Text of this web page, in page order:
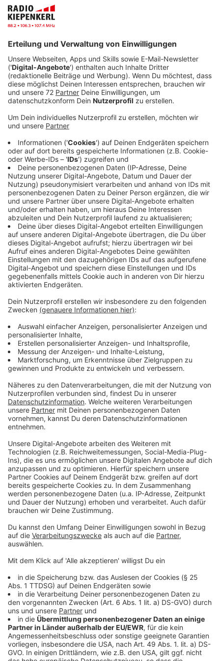
jetzt: Beim VfL Senden finden die meisten
Trainingseinheiten nicht statt. Nur zur Vorsicht, sagt
der Vorstand. Bei Blau-Weiß Ottmarsbocholt gibt es
nur in den Sportarten, wo sich Kontakt nicht vermeiden
lässt, kein Training. Wie Fußball, Turnen und Volleyball.
Anders beim Tischtennis: Hier geht's noch weiter. Weil
es keinen unmittelbaren Kontakt gibt. Beim ASV
Senden entscheidet jede Sportart für sich, ob sie
weiter macht. Neben dem Training fallen auch immer
mehr Veranstaltungen aus. Nordkirchen verschiebt
seinen Holland-Markt vom kommenden Sonntag auf
den ersten Sonntag im Juli.
Jetzt am Wochenende sind schon eine ganze Reihe
Veranstaltungen wegen des Corona-Virus ausgefallen.
Und es nimmt weiter kein Ende. In Coesfeld bleibt in
den kommenden Tagen die Bürgerhalle abends
häufiger unbesucht. Weil gleich mehrere Veranstalter
heute ihre Feste abgesagt haben. Die SG Coesfeld
verschiebt ihren für Samstag geplanten Sportlerball in
jetzt nach einem neuen Termin dafür. Die Stadt
in einer Woche in der Bürgerhalle abgesagt. Sie
verschiebt außerdem die Verleihung der
Ehrenamtspreise.
Münsterlandweit hat der Kreis Coesfeld die meisten
Fälle. Zwei Schulen sind hier geschlossen, die
Geschwister-Scholl-Realschule in Senden und das
Gymnasium Canisianum in Lüdinghausen. Die Schüler
sind für eineinhalb Wochen zuhause. Lernen müssen sie
dennoch. Das Team um Schulleiter Michael Dahmen
hat gerade zusammengesessen und das Vorgehen
besprochen. Die Schüler erhalten jetzt den Zugang zu
einer Plattform im Internet, um miteinander
kommunizieren zu können. Sie bekommen Aufgaben
zugeschickt, die sie erledigen müssen. Das
Schulleiter-Büro und das Sekretariat bleiben
stundenweise besetzt, um unter anderem Antworten
auf Nachfragen zu geben. Die Schüler des Canisianum
sollten die häusliche Quarantäne ernst nehmen und
betroffen.
Im Nachbarkreis Steinfurt ist bei einem Schüler und
einem Lehrer das Corona-Virus nachgewiesen worden.
Sie kehrten am Freitag von einer Schulfahrt aus dem
italienischen Südtirol zurück. Über 100 Schüler und 10